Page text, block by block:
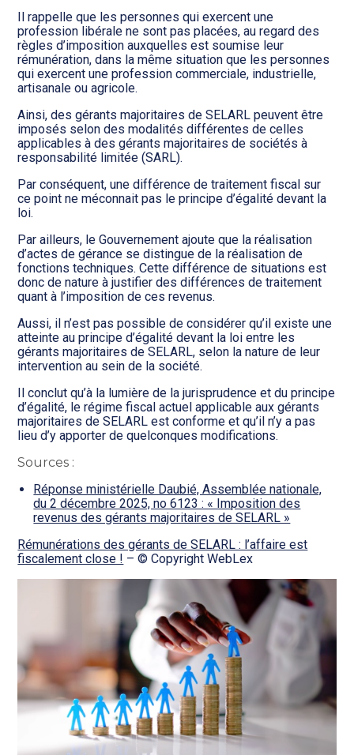
Il rappelle que les personnes qui exercent une
profession libérale ne sont pas placées, au regard des
règles d’imposition auxquelles est soumise leur
rémunération, dans la même situation que les personnes
qui exercent une profession commerciale, industrielle,
artisanale ou agricole.
Ainsi, des gérants majoritaires de SELARL peuvent être
imposés selon des modalités différentes de celles
applicables à des gérants majoritaires de sociétés à
responsabilité limitée (SARL).
Par conséquent, une différence de traitement fiscal sur
ce point ne méconnait pas le principe d’égalité devant la
loi.
Par ailleurs, le Gouvernement ajoute que la réalisation
d’actes de gérance se distingue de la réalisation de
fonctions techniques. Cette différence de situations est
donc de nature à justifier des différences de traitement
quant à l’imposition de ces revenus.
Aussi, il n’est pas possible de considérer qu’il existe une
atteinte au principe d’égalité devant la loi entre les
gérants majoritaires de SELARL, selon la nature de leur
intervention au sein de la société.
Il conclut qu’à la lumière de la jurisprudence et du principe
d’égalité, le régime fiscal actuel applicable aux gérants
majoritaires de SELARL est conforme et qu’il n’y a pas
lieu d’y apporter de quelconques modifications.
Sources :
Réponse ministérielle Daubié, Assemblée nationale,
du 2 décembre 2025, no 6123 : « Imposition des
revenus des gérants majoritaires de SELARL »
Rémunérations des gérants de SELARL : l’affaire est
fiscalement close ! – © Copyright WebLex